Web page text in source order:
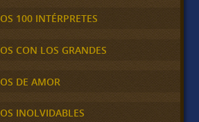
100 INTÉRPRETES
CON LOS GRANDES
DE AMOR
INOLVIDABLES